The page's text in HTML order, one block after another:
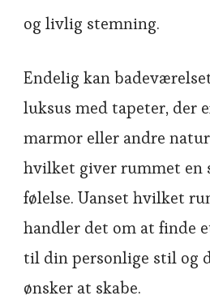
og livlig stemning.
Endelig kan
luksus med tapeter, der
marmor eller andre
hvilket giver rummet en
følelse. Uanset hvilket
handler det om at finde
til din personlige stil og
ønsker at skabe.